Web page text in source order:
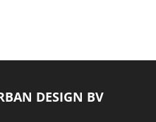
DESIGN BV